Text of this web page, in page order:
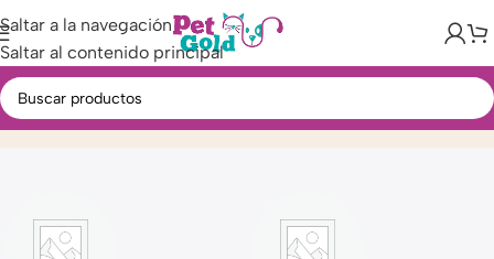
Saltar a la navegación
Saltar al contenido principal
ArenasInicio Producto Página 5